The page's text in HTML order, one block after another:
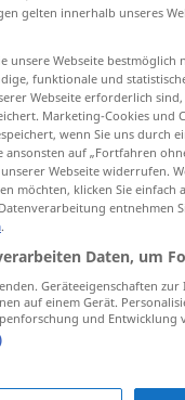
gelten innerhalb unseres
unsere Webseite
funktionale und
Webseite erforderlich
Marketing-Cookies und
wenn Sie uns durch
ansonsten auf „Fortfahren
Webseite widerrufen.
möchten, klicken Sie
entnehmen
.
Daten, um
Geräteeigenschaften
auf einem Gerät.
und Entwicklung